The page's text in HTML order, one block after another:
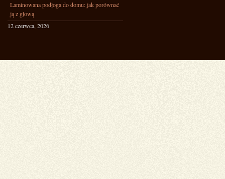
Laminowana podłoga do domu: jak porównać
ją z głową
12 czerwca, 2026